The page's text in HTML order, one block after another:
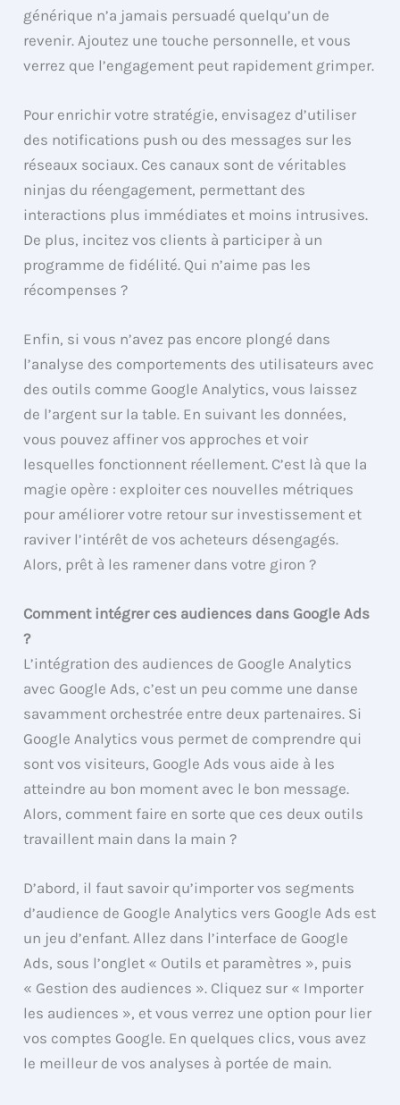
générique n’a jamais persuadé quelqu’un de
revenir. Ajoutez une touche personnelle, et vous
verrez que l’engagement peut rapidement grimper.
Pour enrichir votre stratégie, envisagez d’utiliser
des notifications push ou des messages sur les
réseaux sociaux. Ces canaux sont de véritables
ninjas du réengagement, permettant des
interactions plus immédiates et moins intrusives.
De plus, incitez vos clients à participer à un
programme de fidélité. Qui n’aime pas les
récompenses ?
Enfin, si vous n’avez pas encore plongé dans
l’analyse des comportements des utilisateurs avec
des outils comme Google Analytics, vous laissez
de l’argent sur la table. En suivant les données,
vous pouvez affiner vos approches et voir
lesquelles fonctionnent réellement. C’est là que la
magie opère : exploiter ces nouvelles métriques
pour améliorer votre retour sur investissement et
raviver l’intérêt de vos acheteurs désengagés.
Alors, prêt à les ramener dans votre giron ?
Comment intégrer ces audiences dans Google Ads
?
L’intégration des audiences de Google Analytics
avec Google Ads, c’est un peu comme une danse
savamment orchestrée entre deux partenaires. Si
Google Analytics vous permet de comprendre qui
sont vos visiteurs, Google Ads vous aide à les
atteindre au bon moment avec le bon message.
Alors, comment faire en sorte que ces deux outils
travaillent main dans la main ?
D’abord, il faut savoir qu’importer vos segments
d’audience de Google Analytics vers Google Ads est
un jeu d’enfant. Allez dans l’interface de Google
Ads, sous l’onglet « Outils et paramètres », puis
« Gestion des audiences ». Cliquez sur « Importer
les audiences », et vous verrez une option pour lier
vos comptes Google. En quelques clics, vous avez
le meilleur de vos analyses à portée de main.